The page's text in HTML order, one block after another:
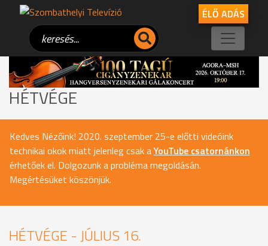
ÉLŐ ADÁS
HÉTVÉGE
Kedves Nézőink! 2020. szeptember 25-e előtti videóink
technikai okok miatt jelenleg csak aYouTube csatornánkon
érhetőek el. Dolgozunk a probléma megoldásán.
Megértésüket köszönjük.
HÉTVÉGE - JÚLIUS 16.